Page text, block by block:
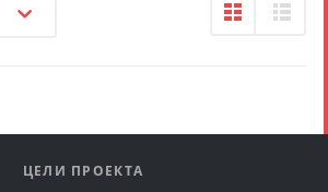
ЦЕЛИ ПРОЕКТА